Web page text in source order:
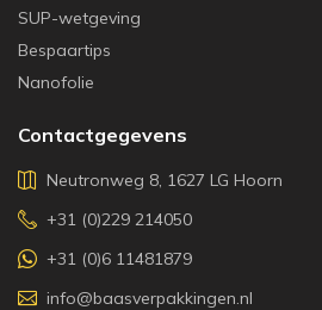
SUP-wetgeving
Bespaartips
Nanofolie
Contactgegevens
Neutronweg 8, 1627 LG Hoorn
+31 (0)229 214050
+31 (0)6 11481879
info@baasverpakkingen.nl